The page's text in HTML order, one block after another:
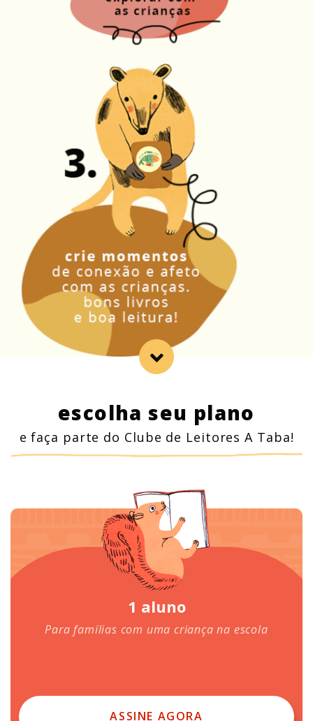
escolha seu plano
e faça parte do Clube de Leitores A Taba!
1 aluno
Para famílias com uma criança na escola
ASSINE AGORA